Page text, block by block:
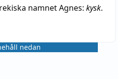
namnet Agnes: kysk.
nedan